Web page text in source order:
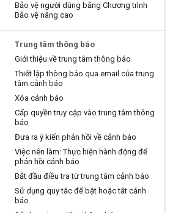
Bảo vệ người dùng bằng Chương trình
Bảo vệ nâng cao
Trung tâm thông báo
Giới thiệu về trung tâm thông báo
Thiết lập thông báo qua email của trung
tâm cảnh báo
Xóa cảnh báo
Cấp quyền truy cập vào trung tâm thông
báo
Đưa ra ý kiến phản hồi về cảnh báo
Việc nên làm: Thực hiện hành động để
phản hồi cảnh báo
Bắt đầu điều tra từ trung tâm cảnh báo
Sử dụng quy tắc để bật hoặc tắt cảnh
báo